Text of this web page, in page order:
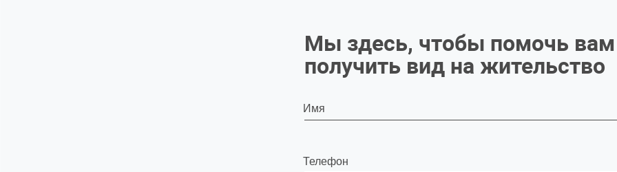
Мы здесь, чтобы помочь вам
получить вид на жительство
Имя
Телефон